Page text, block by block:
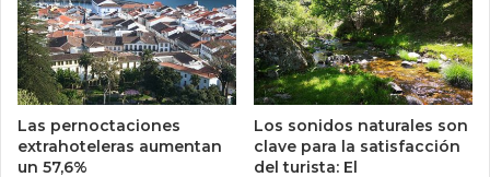
Las pernoctaciones
extrahoteleras aumentan
un 57,6%
Los sonidos naturales son
clave para la satisfacción
del turista: El